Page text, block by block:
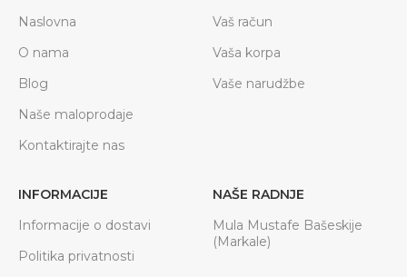
Naslovna
O nama
Blog
Naše maloprodaje
Kontaktirajte nas
Vaš račun
Vaša korpa
Vaše narudžbe
INFORMACIJE
Informacije o dostavi
Politika privatnosti
NAŠE RADNJE
Mula Mustafe Bašeskije
(Markale)